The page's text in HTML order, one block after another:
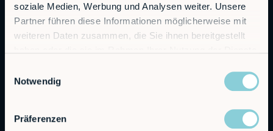
soziale Medien, Werbung und Analysen weiter. Unsere
Partner führen diese Informationen möglicherweise mit
weiteren Daten zusammen, die Sie ihnen bereitgestellt
Notwendig
Präferenzen
Allgemeine Anfragen
info@robco.de
+49 89 94424076
support@robco.de